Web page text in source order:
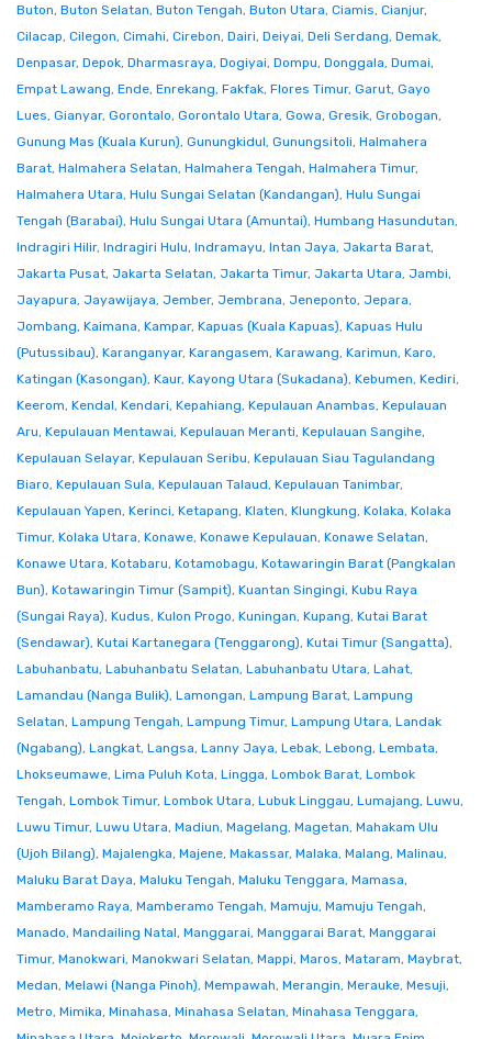
Buton, Buton Selatan, Buton Tengah, Buton Utara, Ciamis, Cianjur,
Cilacap, Cilegon, Cimahi, Cirebon, Dairi, Deiyai, Deli Serdang, Demak,
Denpasar, Depok, Dharmasraya, Dogiyai, Dompu, Donggala, Dumai,
Empat Lawang, Ende, Enrekang, Fakfak, Flores Timur, Garut, Gayo
Lues, Gianyar, Gorontalo, Gorontalo Utara, Gowa, Gresik, Grobogan,
Gunung Mas (Kuala Kurun), Gunungkidul, Gunungsitoli, Halmahera
Barat, Halmahera Selatan, Halmahera Tengah, Halmahera Timur,
Halmahera Utara, Hulu Sungai Selatan (Kandangan), Hulu Sungai
Tengah (Barabai), Hulu Sungai Utara (Amuntai), Humbang Hasundutan,
Indragiri Hilir, Indragiri Hulu, Indramayu, Intan Jaya, Jakarta Barat,
Jakarta Pusat, Jakarta Selatan, Jakarta Timur, Jakarta Utara, Jambi,
Jayapura, Jayawijaya, Jember, Jembrana, Jeneponto, Jepara,
Jombang, Kaimana, Kampar, Kapuas (Kuala Kapuas), Kapuas Hulu
(Putussibau), Karanganyar, Karangasem, Karawang, Karimun, Karo,
Katingan (Kasongan), Kaur, Kayong Utara (Sukadana), Kebumen, Kediri,
Keerom, Kendal, Kendari, Kepahiang, Kepulauan Anambas, Kepulauan
Aru, Kepulauan Mentawai, Kepulauan Meranti, Kepulauan Sangihe,
Kepulauan Selayar, Kepulauan Seribu, Kepulauan Siau Tagulandang
Biaro, Kepulauan Sula, Kepulauan Talaud, Kepulauan Tanimbar,
Kepulauan Yapen, Kerinci, Ketapang, Klaten, Klungkung, Kolaka, Kolaka
Timur, Kolaka Utara, Konawe, Konawe Kepulauan, Konawe Selatan,
Konawe Utara, Kotabaru, Kotamobagu, Kotawaringin Barat (Pangkalan
Bun), Kotawaringin Timur (Sampit), Kuantan Singingi, Kubu Raya
(Sungai Raya), Kudus, Kulon Progo, Kuningan, Kupang, Kutai Barat
(Sendawar), Kutai Kartanegara (Tenggarong), Kutai Timur (Sangatta),
Labuhanbatu, Labuhanbatu Selatan, Labuhanbatu Utara, Lahat,
Lamandau (Nanga Bulik), Lamongan, Lampung Barat, Lampung
Selatan, Lampung Tengah, Lampung Timur, Lampung Utara, Landak
(Ngabang), Langkat, Langsa, Lanny Jaya, Lebak, Lebong, Lembata,
Lhokseumawe, Lima Puluh Kota, Lingga, Lombok Barat, Lombok
Tengah, Lombok Timur, Lombok Utara, Lubuk Linggau, Lumajang, Luwu,
Luwu Timur, Luwu Utara, Madiun, Magelang, Magetan, Mahakam Ulu
(Ujoh Bilang), Majalengka, Majene, Makassar, Malaka, Malang, Malinau,
Maluku Barat Daya, Maluku Tengah, Maluku Tenggara, Mamasa,
Mamberamo Raya, Mamberamo Tengah, Mamuju, Mamuju Tengah,
Manado, Mandailing Natal, Manggarai, Manggarai Barat, Manggarai
Timur, Manokwari, Manokwari Selatan, Mappi, Maros, Mataram, Maybrat,
Medan, Melawi (Nanga Pinoh), Mempawah, Merangin, Merauke, Mesuji,
Metro, Mimika, Minahasa, Minahasa Selatan, Minahasa Tenggara,